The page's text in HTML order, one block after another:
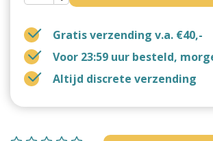
Gratis verzending v.a. €40,-
Voor 23:59 uur besteld,
Altijd discrete verzending